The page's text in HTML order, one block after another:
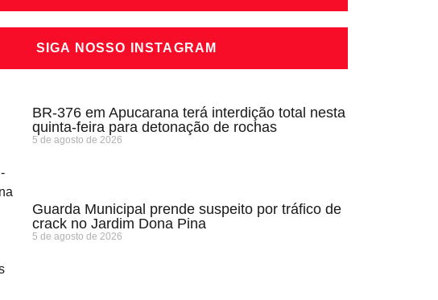
SIGA NOSSO INSTAGRAM
BR-376 em Apucarana terá interdição total nesta
quinta-feira para detonação de rochas
5 de agosto de 2026
Guarda Municipal prende suspeito por tráfico de
crack no Jardim Dona Pina
5 de agosto de 2026